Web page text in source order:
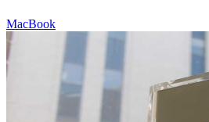
MacBook